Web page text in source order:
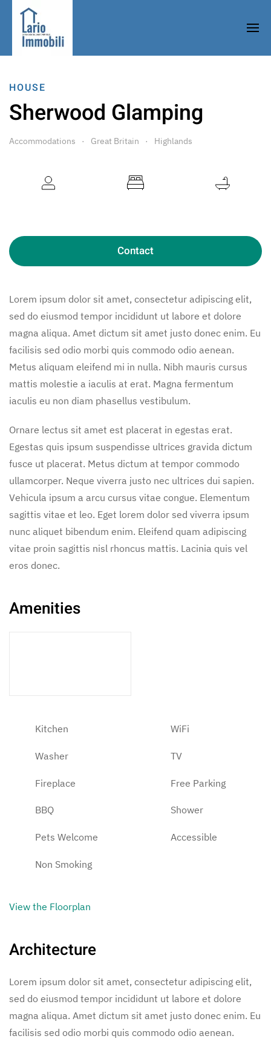
HOUSE
Sherwood Glamping
Accommodations Great Britain Highlands
Contact
Lorem ipsum dolor sit amet, consectetur adipiscing elit,
sed do eiusmod tempor incididunt ut labore et dolore
magna aliqua. Amet dictum sit amet justo donec enim. Eu
facilisis sed odio morbi quis commodo odio aenean.
Metus aliquam eleifend mi in nulla. Nibh mauris cursus
mattis molestie a iaculis at erat. Magna fermentum
iaculis eu non diam phasellus vestibulum.
Ornare lectus sit amet est placerat in egestas erat.
Egestas quis ipsum suspendisse ultrices gravida dictum
fusce ut placerat. Metus dictum at tempor commodo
ullamcorper. Neque viverra justo nec ultrices dui sapien.
Vehicula ipsum a arcu cursus vitae congue. Elementum
sagittis vitae et leo. Eget lorem dolor sed viverra ipsum
nunc aliquet bibendum enim. Eleifend quam adipiscing
vitae proin sagittis nisl rhoncus mattis. Lacinia quis vel
eros donec.
Amenities
Kitchen WiFi
Washer TV
Fireplace Free Parking
BBQ Shower
Pets Welcome Accessible
Non Smoking
View the Floorplan
Architecture
Lorem ipsum dolor sit amet, consectetur adipiscing elit,
sed do eiusmod tempor incididunt ut labore et dolore
magna aliqua. Amet dictum sit amet justo donec enim. Eu
facilisis sed odio morbi quis commodo odio aenean.